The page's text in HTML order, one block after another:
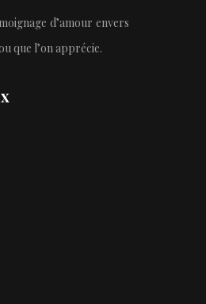
d’amour envers
que l’on apprécie.